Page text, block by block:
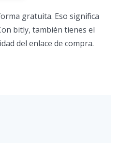
gratuita. Eso significa
bitly, también tienes el
del enlace de compra.